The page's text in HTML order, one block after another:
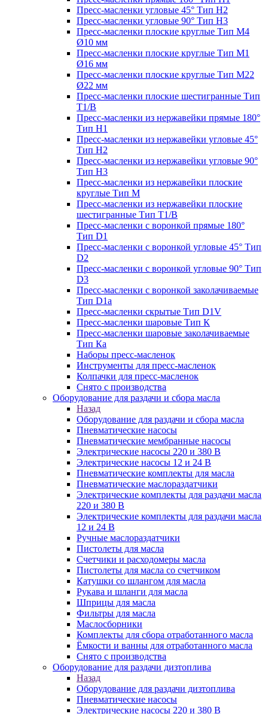
Пресс-масленки угловые 45° Тип H2
Пресс-масленки угловые 90° Тип H3
Пресс-масленки плоские круглые Тип M4
Ø10 мм
Пресс-масленки плоские круглые Тип M1
Ø16 мм
Пресс-масленки плоские круглые Тип M22
Ø22 мм
Пресс-масленки плоские шестигранные Тип
T1/B
Пресс-масленки из нержавейки прямые 180°
Тип H1
Пресс-масленки из нержавейки угловые 45°
Тип H2
Пресс-масленки из нержавейки угловые 90°
Тип H3
Пресс-масленки из нержавейки плоские
круглые Тип M
Пресс-масленки из нержавейки плоские
шестигранные Тип T1/B
Пресс-масленки с воронкой прямые 180°
Тип D1
Пресс-масленки с воронкой угловые 45° Тип
D2
Пресс-масленки с воронкой угловые 90° Тип
D3
Пресс-масленки с воронкой заколачиваемые
Тип D1a
Пресс-масленки скрытые Тип D1V
Пресс-масленки шаровые Тип К
Пресс-масленки шаровые заколачиваемые
Тип Кa
Наборы пресс-масленок
Инструменты для пресс-масленок
Колпачки для пресс-масленок
Снято с производства
Оборудование для раздачи и сбора масла
Назад
Оборудование для раздачи и сбора масла
Пневматические насосы
Пневматические мембранные насосы
Электрические насосы 220 и 380 В
Электрические насосы 12 и 24 В
Пневматические комплекты для масла
Пневматические маслораздатчики
Электрические комплекты для раздачи масла
220 и 380 В
Электрические комплекты для раздачи масла
12 и 24 В
Ручные маслораздатчики
Пистолеты для масла
Счетчики и расходомеры масла
Пистолеты для масла со счетчиком
Катушки со шлангом для масла
Рукава и шланги для масла
Шприцы для масла
Фильтры для масла
Маслосборники
Комплекты для сбора отработанного масла
Ёмкости и ванны для отработанного масла
Снято с производства
Оборудование для раздачи дизтоплива
Назад
Оборудование для раздачи дизтоплива
Пневматические насосы
Электрические насосы 220 и 380 В